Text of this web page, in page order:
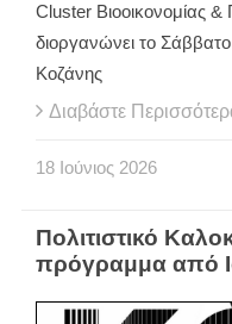
Cluster Βιοοικονομίας &
διοργανώνει το
Κοζάνης
Διαβάστε
18 Ιούνιος 2026
Πολιτιστικό
πρόγραμμα από